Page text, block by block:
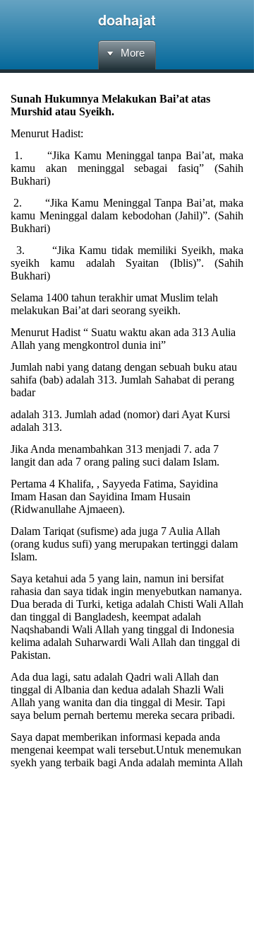
doahajat
More
Sunah Hukumnya Melakukan Bai’at atas
Murshid atau Syeikh.
Menurut Hadist:
“Jika Kamu Meninggal tanpa Bai’at, maka
kamu akan meninggal sebagai fasiq” (Sahih
Bukhari)
“Jika Kamu Meninggal Tanpa Bai’at, maka
kamu Meninggal dalam kebodohan (Jahil)”. (Sahih
Bukhari)
“Jika Kamu tidak memiliki Syeikh, maka
syeikh kamu adalah Syaitan (Iblis)”. (Sahih
Bukhari)
Selama 1400 tahun terakhir umat Muslim telah
melakukan Bai’at dari seorang syeikh.
Menurut Hadist “ Suatu waktu akan ada 313 Aulia
Allah yang mengkontrol dunia ini”
Jumlah nabi yang datang dengan sebuah buku atau
sahifa (bab) adalah 313. Jumlah Sahabat di perang
badar
adalah 313. Jumlah adad (nomor) dari Ayat Kursi
adalah 313.
Jika Anda menambahkan 313 menjadi 7. ada 7
langit dan ada 7 orang paling suci dalam Islam.
Pertama 4 Khalifa, , Sayyeda Fatima, Sayidina
Imam Hasan dan Sayidina Imam Husain
(Ridwanullahe Ajmaeen).
Dalam Tariqat (sufisme) ada juga 7 Aulia Allah
(orang kudus sufi) yang merupakan tertinggi dalam
Islam.
Saya ketahui ada 5 yang lain, namun ini bersifat
rahasia dan saya tidak ingin menyebutkan namanya.
Dua berada di Turki, ketiga adalah Chisti Wali Allah
dan tinggal di Bangladesh, keempat adalah
Naqshabandi Wali Allah yang tinggal di Indonesia
kelima adalah Suharwardi Wali Allah dan tinggal di
Pakistan.
Ada dua lagi, satu adalah Qadri wali Allah dan
tinggal di Albania dan kedua adalah Shazli Wali
Allah yang wanita dan dia tinggal di Mesir. Tapi
saya belum pernah bertemu mereka secara pribadi.
Saya dapat memberikan informasi kepada anda
mengenai keempat wali tersebut.Untuk menemukan
syekh yang terbaik bagi Anda adalah meminta Allah